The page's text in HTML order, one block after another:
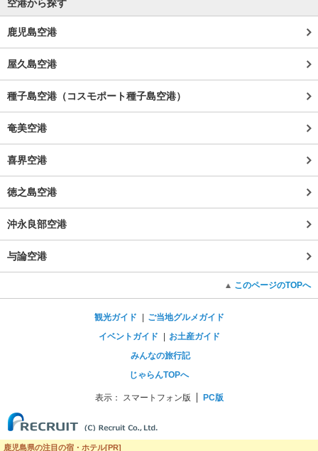
空港から探す
鹿児島空港
屋久島空港
種子島空港（コスモポート種子島空港）
奄美空港
喜界空港
徳之島空港
沖永良部空港
与論空港
このページのTOPへ
観光ガイド
ご当地グルメガイド
イベントガイド
お土産ガイド
みんなの旅行記
じゃらんTOPへ
表示： スマートフォン版 PC版
鹿児島県の注目の宿・ホテル[PR]